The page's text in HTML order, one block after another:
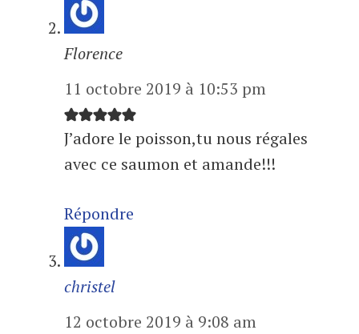
Florence
11 octobre 2019 à 10:53 pm
J’adore le poisson,tu nous régales
avec ce saumon et amande!!!
Répondre
christel
12 octobre 2019 à 9:08 am